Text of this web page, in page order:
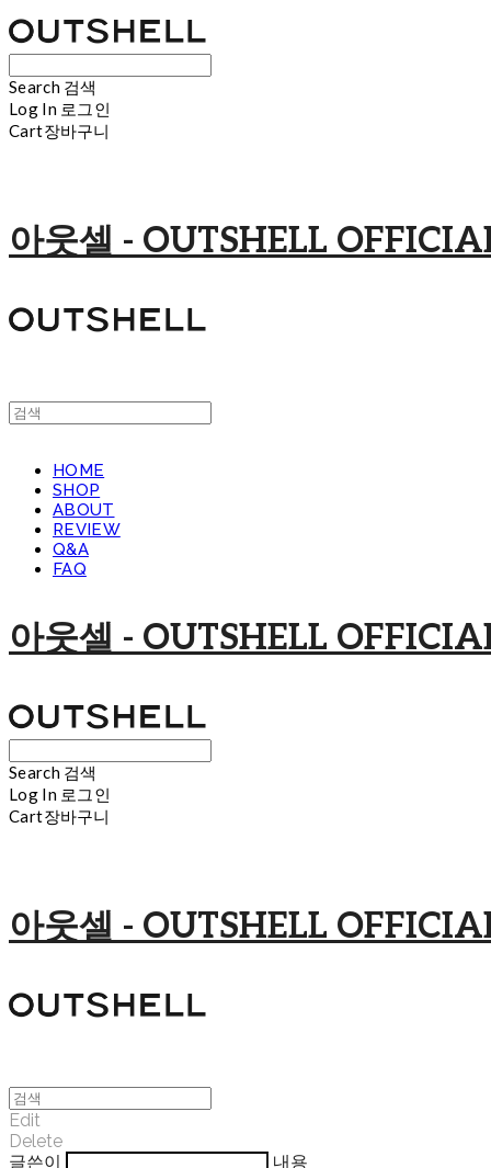
Search 검색
Log In 로그인
Cart장바구니
아웃셀 - OUTSHELL
HOME
SHOP
ABOUT
REVIEW
Q&A
FAQ
아웃셀 - OUTSHELL
Search 검색
Log In 로그인
Cart장바구니
아웃셀 - OUTSHELL
Edit
Delete
글쓴이
내용